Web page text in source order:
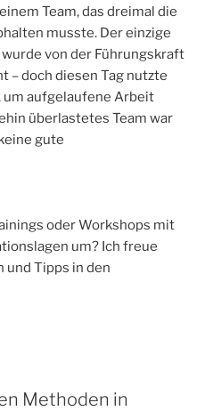
Team, das dreimal die
musste. Der einzige
von der Führungskraft
– doch diesen Tag nutzte
um aufgelaufene Arbeit
überlastetes Team war
gute
oder Workshops mit
um? Ich freue
und Tipps in den
Methoden in